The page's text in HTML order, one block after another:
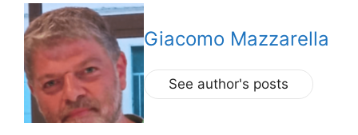
Giacomo Mazzarella
See author's posts